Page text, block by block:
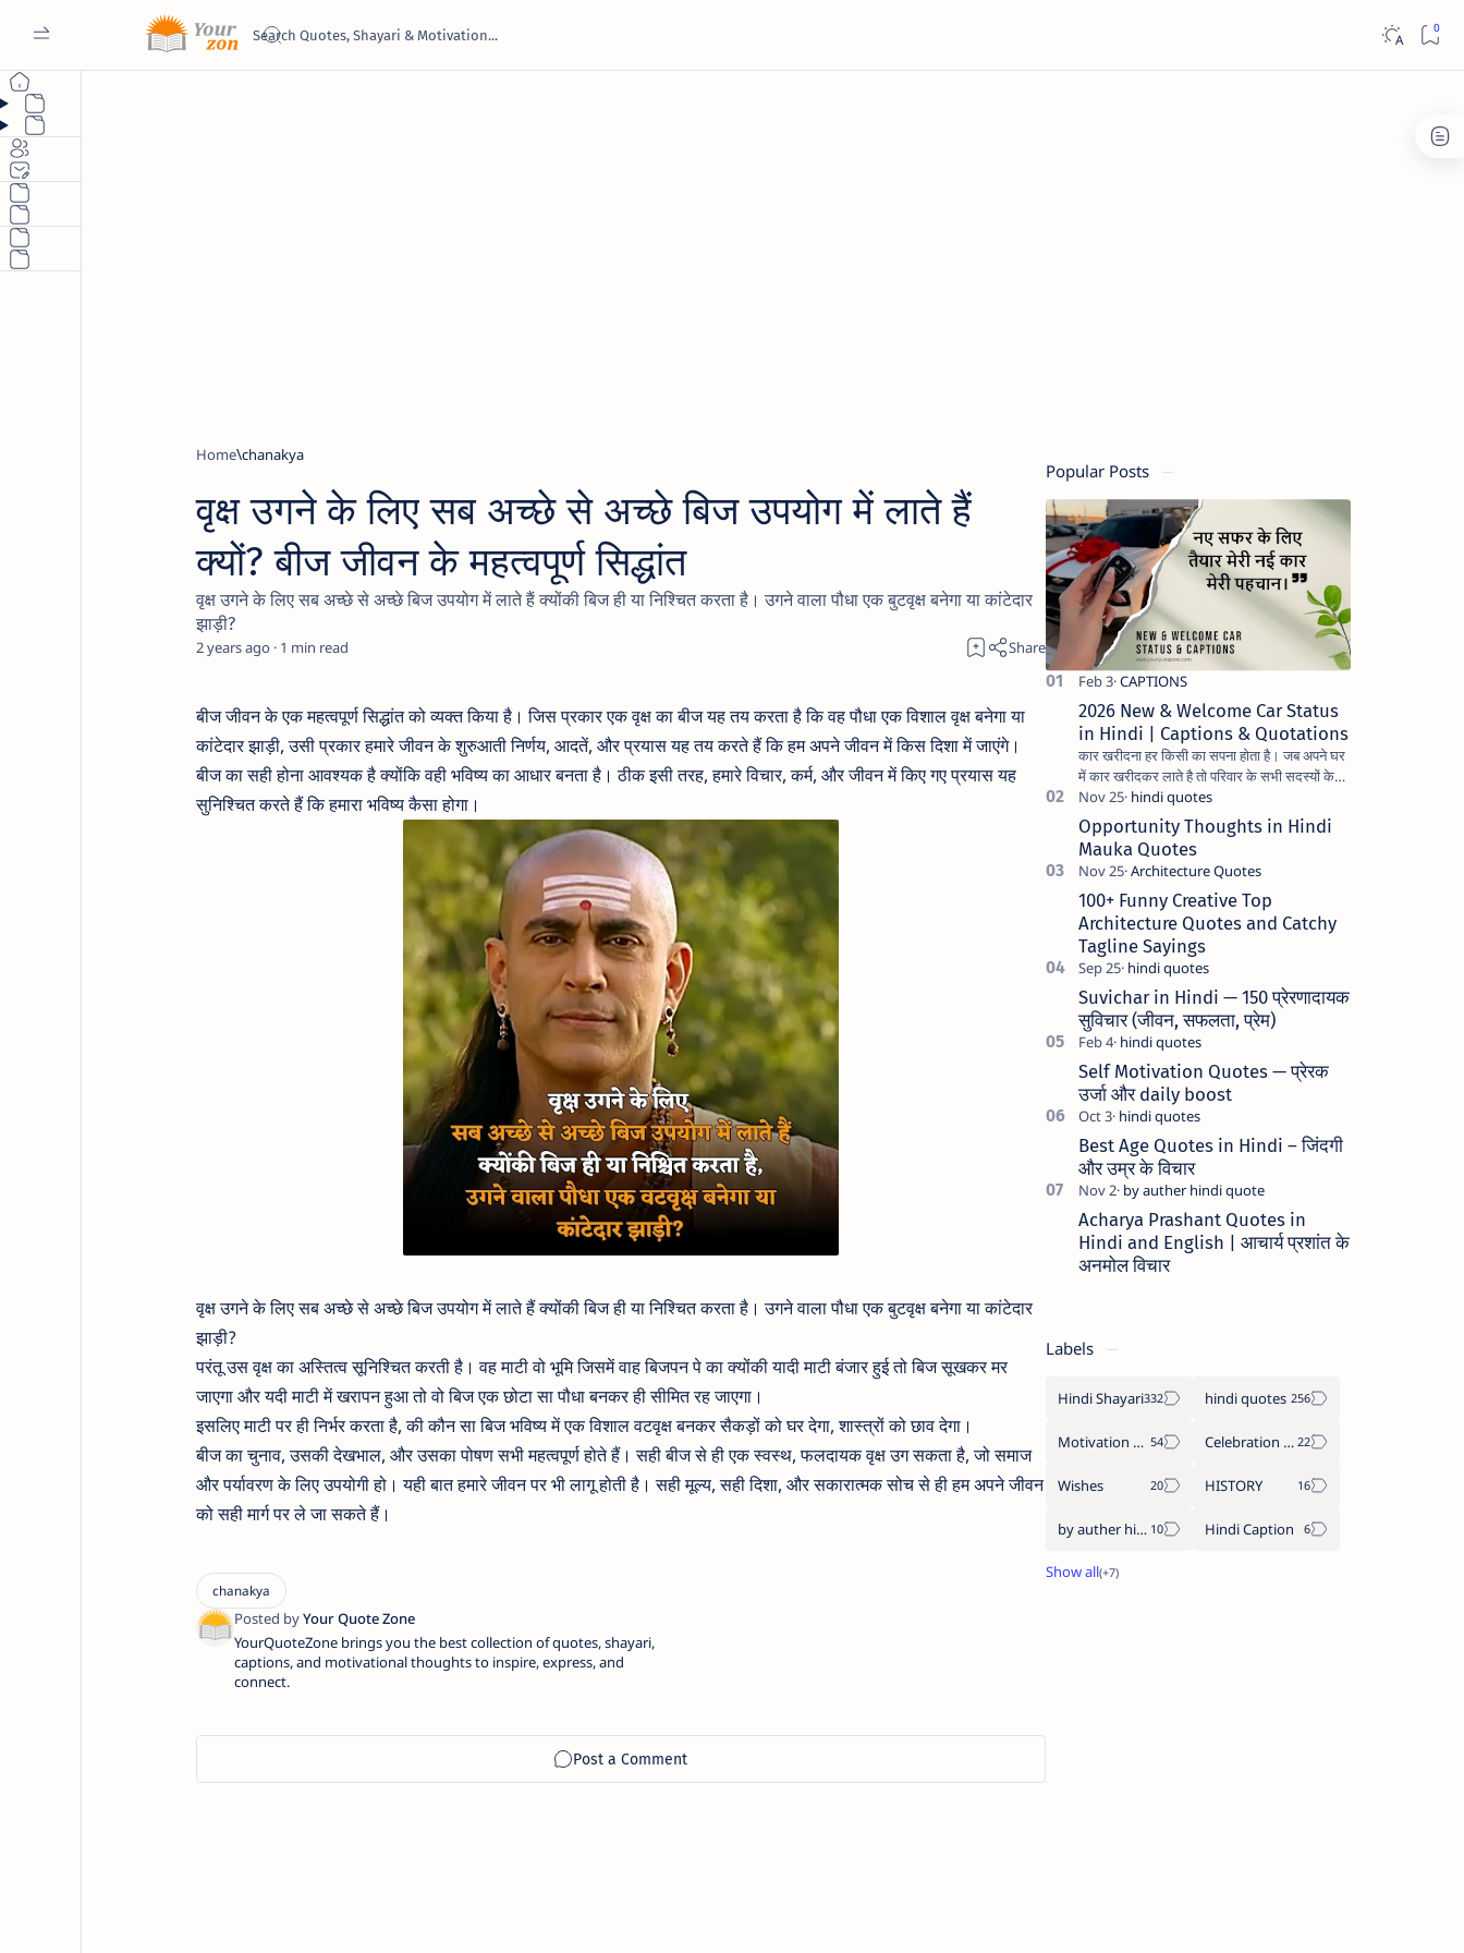
Home chanakya
वृक्ष उगने के लिए सब अच्छे से अच्छे बिज उपयोग में लाते हैं
क्यों? बीज जीवन के महत्वपूर्ण सिद्धांत
वृक्ष उगने के लिए सब अच्छे से अच्छे बिज उपयोग में लाते हैं क्योंकी बिज ही या निश्चित करता है। उगने वाला पौधा एक बुटवृक्ष बनेगा या कांटेदार
झाड़ी?
2 years ago 1
बीज जीवन के एक महत्वपूर्ण सिद्धांत को व्यक्त किया है। जिस प्रकार एक वृक्ष का बीज यह तय करता है कि वह पौधा एक विशाल वृक्ष बनेगा या
कांटेदार झाड़ी, उसी प्रकार हमारे जीवन के शुरुआती निर्णय, आदतें, और प्रयास यह तय करते हैं कि हम अपने जीवन में किस दिशा में जाएंगे।
बीज का सही होना आवश्यक है क्योंकि वही भविष्य का आधार बनता है। ठीक इसी तरह, हमारे विचार, कर्म, और जीवन में किए गए प्रयास यह
सुनिश्चित करते हैं कि हमारा भविष्य कैसा होगा।
वृक्ष उगने के लिए सब अच्छे से अच्छे बिज उपयोग में लाते हैं क्योंकी बिज ही या निश्चित करता है। उगने वाला पौधा एक बुटवृक्ष बनेगा या कांटेदार
झाड़ी?
परंतू उस वृक्ष का अस्तित्व सूनिश्चित करती है। वह माटी वो भूमि जिसमें वाह बिजपन पे का क्योंकी यादी माटी बंजार हुई तो बिज सूखकर मर
जाएगा और यदी माटी में खरापन हुआ तो वो बिज एक छोटा सा पौधा बनकर ही सीमित रह जाएगा।
इसलिए माटी पर ही निर्भर करता है, की कौन सा बिज भविष्य में एक विशाल वटवृक्ष बनकर सैकड़ों को घर देगा, शास्त्रों को छाव देगा।
बीज का चुनाव, उसकी देखभाल, और उसका पोषण सभी महत्वपूर्ण होते हैं। सही बीज से ही एक स्वस्थ, फलदायक वृक्ष उग सकता है, जो समाज
और पर्यावरण के लिए उपयोगी हो। यही बात हमारे जीवन पर भी लागू होती है। सही मूल्य, सही दिशा, और सकारात्मक सोच से ही हम अपने जीवन
को सही मार्ग पर ले जा सकते हैं।
YourQuoteZone brings you the best collection of quotes, shayari,
captions, and motivational thoughts to inspire, express, and
connect.
Popular Posts
2026 New & Welcome Car Status
in Hindi | Captions & Quotations
कार खरीदना हर किसी का सपना होता है। जब अपने घर
में कार खरीदकर लाते है तो परिवार के सभी सदस्यों के
चेहरे पर अलग ही मुस्कुराहट और प्रसन्नता झलकती है।
अ…
Opportunity Thoughts in Hindi
Mauka Quotes
100+ Funny Creative Top
Architecture Quotes and Catchy
Tagline Sayings
Suvichar in Hindi — 150 प्रेरणादायक
सुविचार (जीवन, सफलता, प्रेम)
Self Motivation Quotes — प्रेरक
उर्जा और daily boost
Best Age Quotes in Hindi – जिंदगी
और उम्र के विचार
Acharya Prashant Quotes in
Hindi and English | आचार्य प्रशांत के
अनमोल विचार
Labels
Hindi Shayari hindi quotes
Motivation Quotes Celebration day
Wishes HISTORY
by auther hindi quote Hindi Caption